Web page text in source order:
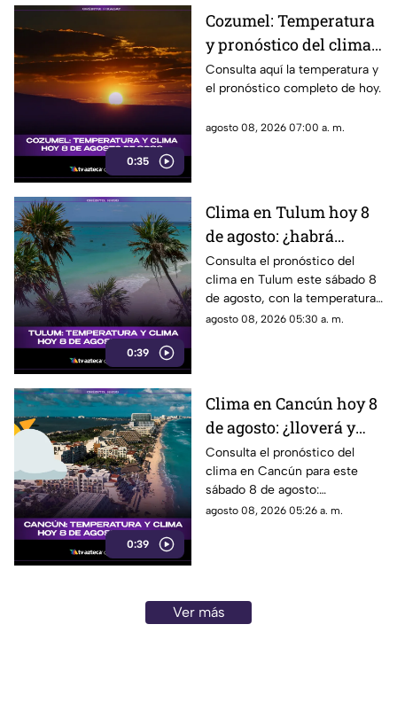
0:35
Cozumel: Temperatura
y pronóstico del clima
para hoy, 8 de agosto de
2026
Consulta aquí la temperatura y
el pronóstico completo de hoy.
agosto 08, 2026 07:00 a. m.
0:39
Clima en Tulum hoy 8
de agosto: ¿habrá
lluvias y qué
temperatura se espera?
Consulta el pronóstico del
clima en Tulum este sábado 8
de agosto, con la temperatura
y las condiciones del tiempo.
agosto 08, 2026 05:30 a. m.
0:39
Clima en Cancún hoy 8
de agosto: ¿lloverá y
qué temperatura habrá
este sábado?
Consulta el pronóstico del
clima en Cancún para este
sábado 8 de agosto:
temperatura, lluvias y
agosto 08, 2026 05:26 a. m.
Ver más